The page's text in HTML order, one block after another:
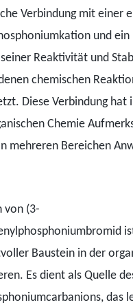
Verbindung mit einer
und
Reaktivität und
chemischen
Diese Verbindung hat
Chemie
mehreren Bereichen
von (3-
Baustein in der
Es dient als Quelle
das